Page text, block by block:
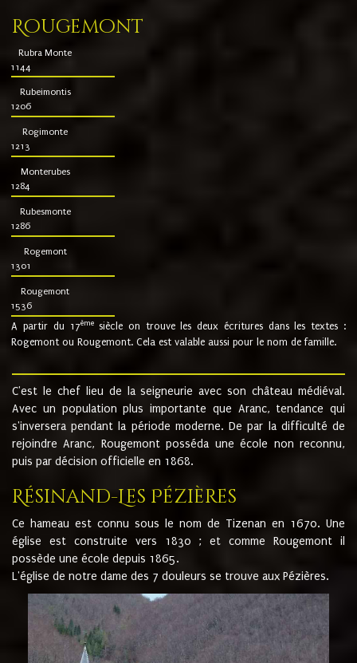
Rougemont
Rubra Monte
1144
Rubeimontis
1206
Rogimonte
1213
Monterubes
1284
Rubesmonte
1286
Rogemont
1301
Rougemont
1536
A partir du 17ème siècle on trouve les deux écritures dans les textes :
Rogemont ou Rougemont. Cela est valable aussi pour le nom de famille.
C'est le chef lieu de la seigneurie avec son château médiéval.
Avec un population plus importante que Aranc, tendance qui
s'inversera pendant la période moderne. De par la difficulté de
rejoindre Aranc, Rougemont posséda une école non reconnu,
puis par décision officielle en 1868.
Résinand-Les Pézières
Ce hameau est connu sous le nom de Tizenan en 1670. Une
église est construite vers 1830 ; et comme Rougemont il
possède une école depuis 1865.
L'église de notre dame des 7 douleurs se trouve aux Pézières.